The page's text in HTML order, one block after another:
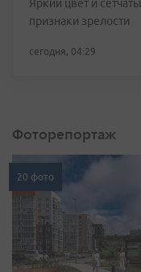
Яркий цвет и
признаки зрелости
сегодня, 04:29
Фоторепортаж
20 фото